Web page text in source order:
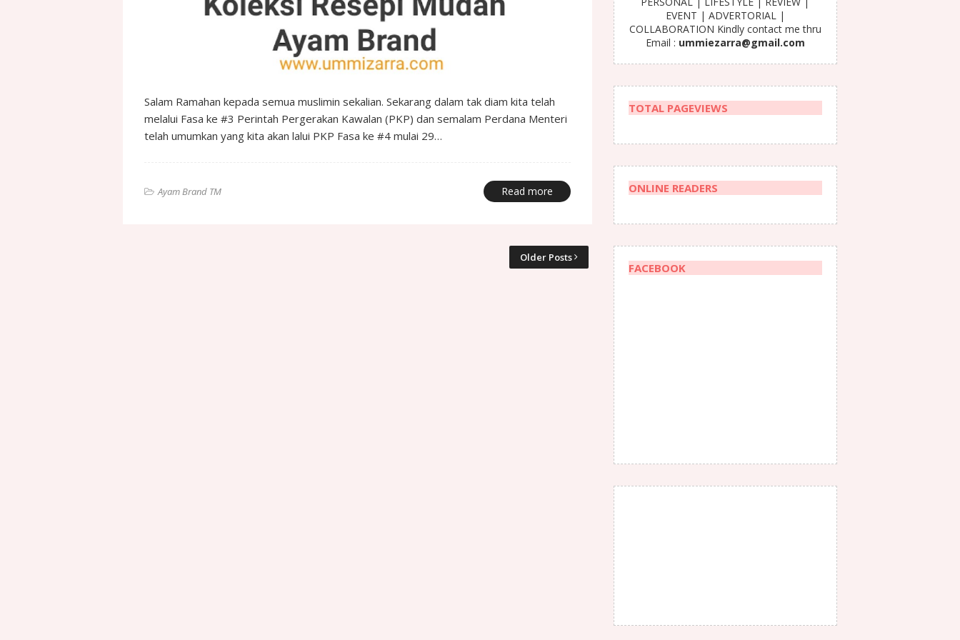
Salam Ramahan kepada semua muslimin sekalian. Sekarang dalam tak diam kita telah
melalui Fasa ke #3 Perintah Pergerakan Kawalan (PKP) dan semalam Perdana Menteri
telah umumkan yang kita akan lalui PKP Fasa ke #4 mulai 29…
Ayam Brand TM Read more
Older Posts
EVENT | ADVERTORIAL |
COLLABORATION Kindly contact me thru
Email : ummiezarra@gmail.com
TOTAL PAGEVIEWS
ONLINE READERS
FACEBOOK